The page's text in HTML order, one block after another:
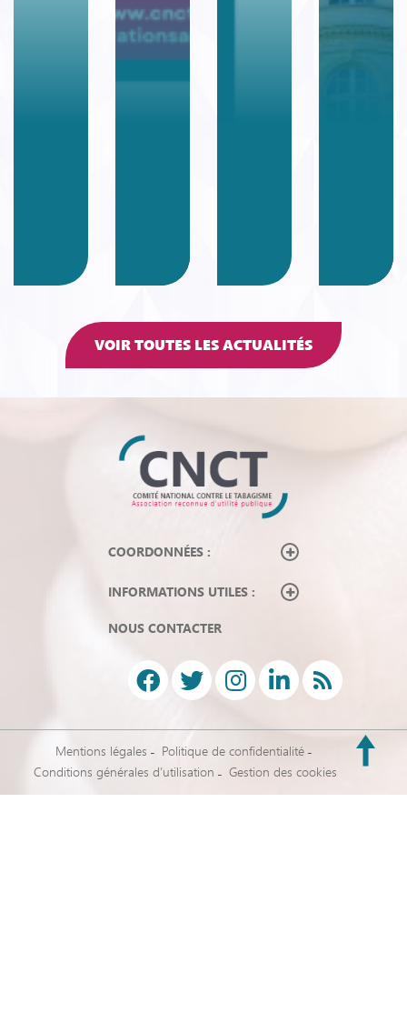
VOIR TOUTES LES ACTUALITÉS
COORDONNÉES :
INFORMATIONS UTILES :
NOUS CONTACTER
Mentions légales
Politique de confidentialité
Conditions générales d’utilisation
Gestion des cookies